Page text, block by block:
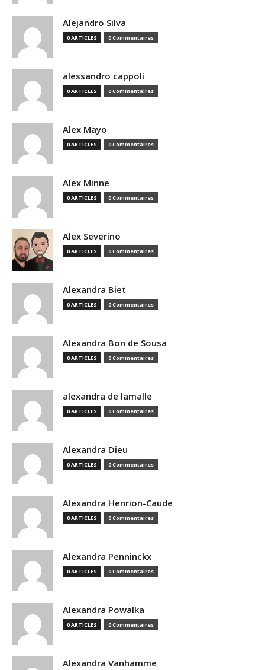
Alejandro Silva
0 ARTICLES 0 Commentaires
alessandro cappoli
0 ARTICLES 0 Commentaires
Alex Mayo
0 ARTICLES 0 Commentaires
Alex Minne
0 ARTICLES 0 Commentaires
Alex Severino
0 ARTICLES 0 Commentaires
Alexandra Biet
0 ARTICLES 0 Commentaires
Alexandra Bon de Sousa
0 ARTICLES 0 Commentaires
alexandra de lamalle
0 ARTICLES 0 Commentaires
Alexandra Dieu
0 ARTICLES 0 Commentaires
Alexandra Henrion-Caude
0 ARTICLES 0 Commentaires
Alexandra Penninckx
0 ARTICLES 0 Commentaires
Alexandra Powalka
0 ARTICLES 0 Commentaires
Alexandra Vanhamme